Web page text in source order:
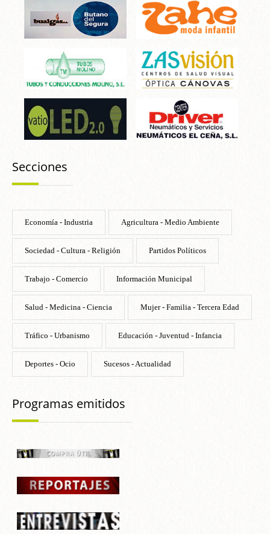
Secciones
Economía - Industria Agricultura - Medio Ambiente
Sociedad - Cultura - Religión Partidos Políticos
Trabajo - Comercio Información Municipal
Salud - Medicina - Ciencia Mujer - Familia - Tercera Edad
Tráfico - Urbanismo Educación - Juventud - Infancia
Deportes - Ocio Sucesos - Actualidad
Programas emitidos